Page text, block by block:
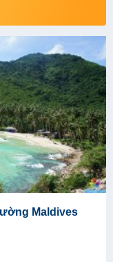
Maldives